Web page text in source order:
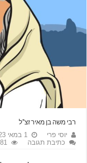
רבי משה בן מאיר זצ"ל
יוסי פרי 1 במאי 2023
כתיבת תגובה